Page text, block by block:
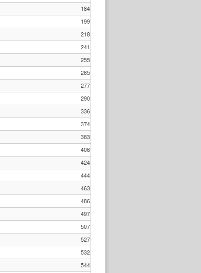
184
199
218
241
255
265
277
290
336
374
383
406
424
444
463
486
497
507
527
532
544